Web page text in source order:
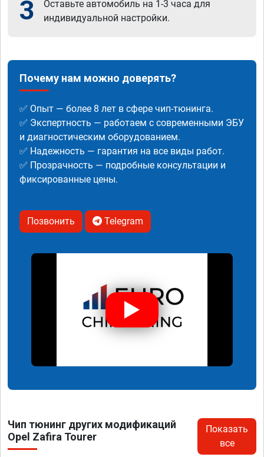
3
Оставьте автомобиль на 1-3 часа для
индивидуальной настройки.
Почему нам можно доверять?
✅ Опыт — более 8 лет в сфере чип-тюнинга.
✅ Экспертность — работаем с современными ЭБУ
и диагностическим оборудованием.
✅ Надежность — гарантия на все виды работ.
✅ Прозрачность — подробные консультации и
фиксированные цены.
Позвонить Telegram
Чип тюнинг других модификаций
Opel Zafira Tourer
Показать
все